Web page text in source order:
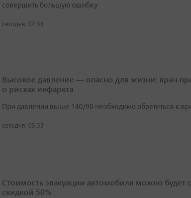
совершить большую ошибку
сегодня, 07:38
Высокое давление — опасно для жизни: врач
о рисках инфаркта
При давлении выше 140/90 необходимо обратиться к
сегодня, 05:33
Стоимость эвакуации автомобиля можно будет
скидкой 50%